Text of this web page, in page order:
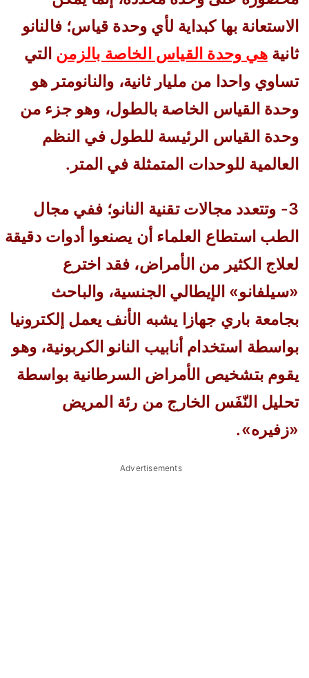
الاستعانة بها كبداية لأي وحدة قياس؛ فالنانو
ثانيةهي وحدة القياس الخاصة بالزمن التي
تساوي واحدا من مليار ثانية، والنانومتر هو
وحدة القياس الخاصة بالطول، وهو جزء من
وحدة القياس الرئيسة للطول في النظم
العالمية للوحدات المتمثلة في المتر.
3- وتتعدد مجالات تقنية النانو؛ ففي مجال
الطب استطاع العلماء أن يصنعوا أدوات دقيقة
لعلاج الكثير من الأمراض، فقد اخترع
«سيلفانو» الإيطالي الجنسية، والباحث
بجامعة باري جهازا يشبه الأنف يعمل إلكترونيا
بواسطة استخدام أنابيب النانو الكربونية، وهو
يقوم بتشخيص الأمراض السرطانية بواسطة
تحليل النّفَس الخارج من رئة المريض
«زفيره».
Advertisements